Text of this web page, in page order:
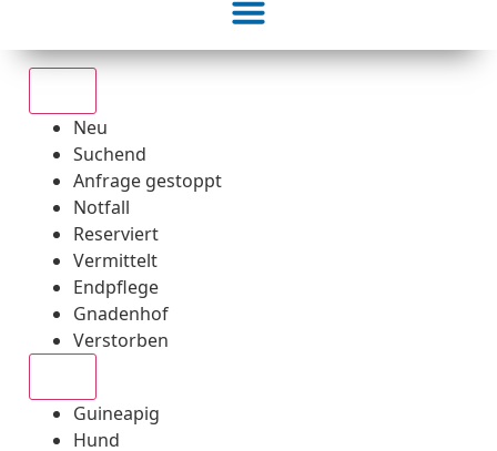
Neu
Suchend
Anfrage gestoppt
Notfall
Reserviert
Vermittelt
Endpflege
Gnadenhof
Verstorben
Guineapig
Hund